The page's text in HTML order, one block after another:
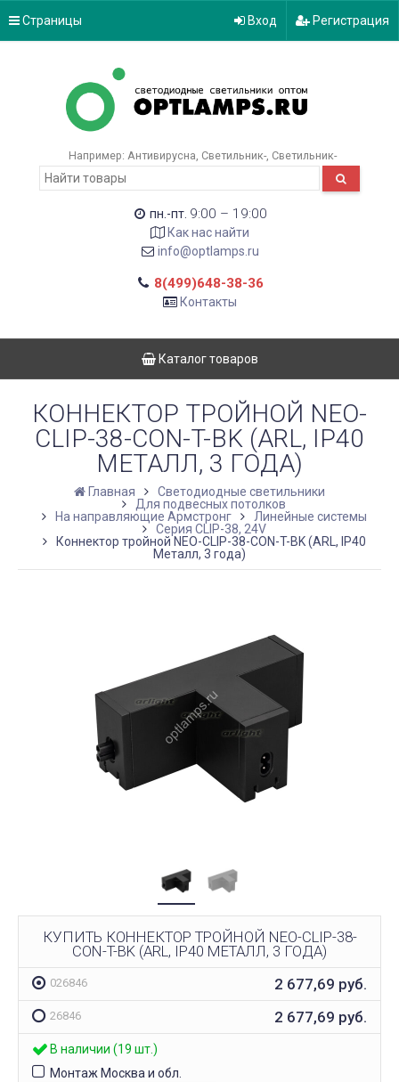
Страницы Вход Регистрация
Например: Антивирусна Светильник- Светильник-
пн.-пт. 9:00 – 19:00
Как нас найти
info@optlamps.ru
8(499)648-38-36
Контакты
Каталог товаров
КОННЕКТОР ТРОЙНОЙ NEO-
CLIP-38-CON-T-BK (ARL, IP40
МЕТАЛЛ, 3 ГОДА)
Главная
Светодиодные светильники
Для подвесных потолков
На направляющие Армстронг
Линейные системы
Серия CLIP-38, 24V
Коннектор тройной NEO-CLIP-38-CON-T-BK (ARL, IP40
Металл, 3 года)
КУПИТЬ КОННЕКТОР ТРОЙНОЙ NEO-CLIP-38-
CON-T-BK (ARL, IP40 МЕТАЛЛ, 3 ГОДА)
026846 2 677,69 руб.
26846 2 677,69 руб.
В наличии (19 шт.)
Монтаж Москва и обл.